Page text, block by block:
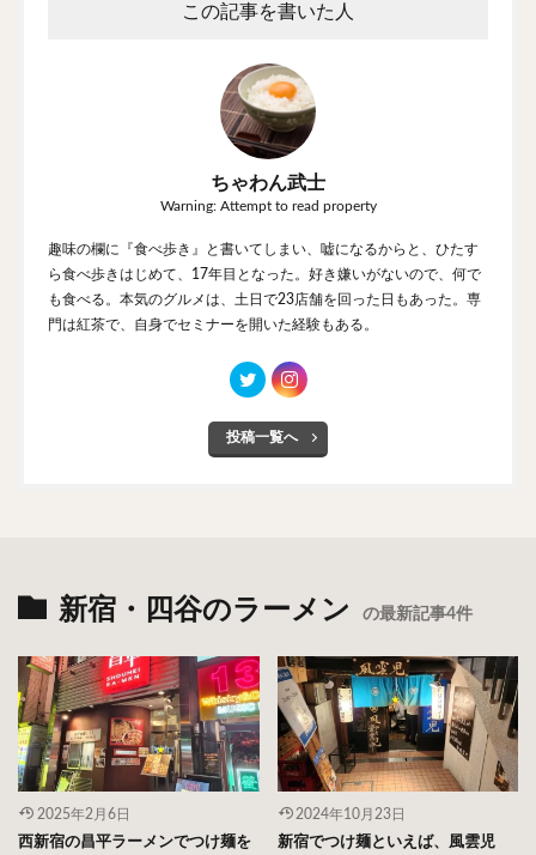
この記事を書いた人
ちゃわん武士
Warning: Attempt to read property
趣味の欄に『食べ歩き』と書いてしまい、嘘になるからと、ひたす
ら食べ歩きはじめて、17年目となった。好き嫌いがないので、何で
も食べる。本気のグルメは、土日で23店舗を回った日もあった。専
門は紅茶で、自身でセミナーを開いた経験もある。
投稿一覧へ
新宿・四谷のラーメン の最新記事4件
2025年2月6日
西新宿の昌平ラーメンでつけ麺を
2024年10月23日
新宿でつけ麺といえば、風雲児